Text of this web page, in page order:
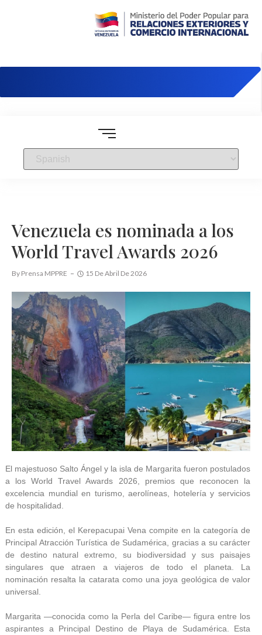
Venezuela es nominada a los
World Travel Awards 2026
By Prensa MPPRE 15 De Abril De 2026
El majestuoso Salto Ángel y la isla de Margarita fueron postulados
a los World Travel Awards 2026, premios que reconocen la
excelencia mundial en turismo, aerolíneas, hotelería y servicios
de hospitalidad.
En esta edición, el Kerepacupai Vena compite en la categoría de
Principal Atracción Turística de Sudamérica, gracias a su carácter
de destino natural extremo, su biodiversidad y sus paisajes
singulares que atraen a viajeros de todo el planeta. La
nominación resalta la catarata como una joya geológica de valor
universal.
Margarita —conocida como la Perla del Caribe— figura entre los
aspirantes a Principal Destino de Playa de Sudamérica. Esta